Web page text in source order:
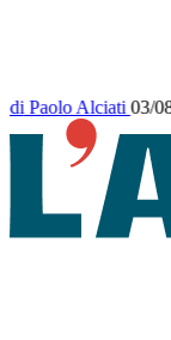
diPaolo Alciati 03/